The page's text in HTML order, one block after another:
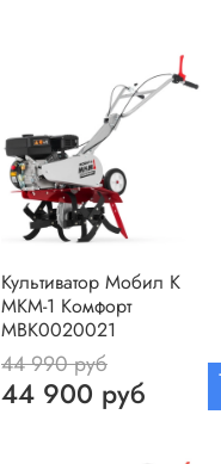
Культиватор Мобил К
МКМ-1 Комфорт
MBK0020021
44 990 руб
44 900 руб